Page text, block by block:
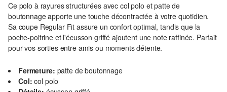
Ce polo à rayures structurées avec col polo et patte de
boutonnage apporte une touche décontractée à votre quotidien.
Sa coupe Regular Fit assure un confort optimal, tandis que la
poche-poitrine et l'écusson griffé ajoutent une note raffinée. Parfait
pour vos sorties entre amis ou moments détente.
Fermeture: patte de boutonnage
Col: col polo